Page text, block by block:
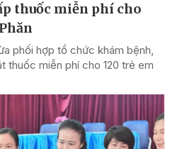
thuốc miễn phí cho
phối hợp tổ chức khám bệnh,
thuốc miễn phí cho 120 trẻ em